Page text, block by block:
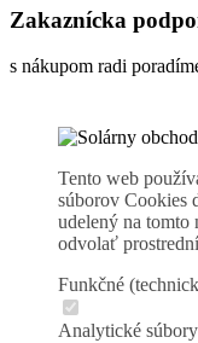
Zakaznícka
s nákupom radi
Tento web
súborov Cookies
udelený na tomto
odvolať
Funkčné
Analytické